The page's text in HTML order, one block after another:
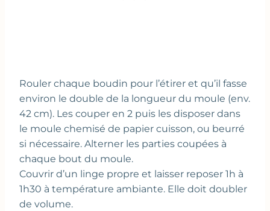
Rouler chaque boudin pour l’étirer et qu’il fasse
environ le double de la longueur du moule (env.
42 cm). Les couper en 2 puis les disposer dans
le moule chemisé de papier cuisson, ou beurré
si nécessaire. Alterner les parties coupées à
chaque bout du moule.
Couvrir d’un linge propre et laisser reposer 1h à
1h30 à température ambiante. Elle doit doubler
de volume.